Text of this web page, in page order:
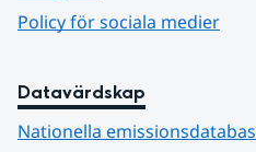
Policy för sociala medier
Datavärdskap
Nationella